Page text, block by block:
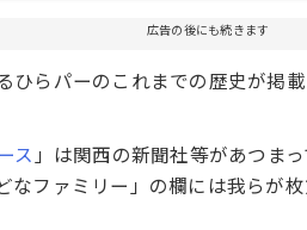
広告の後にも続きます
らパーのこれまでの歴史が掲載
ス 」は関西の新聞社等があつま
なファミリー」の欄には我らが